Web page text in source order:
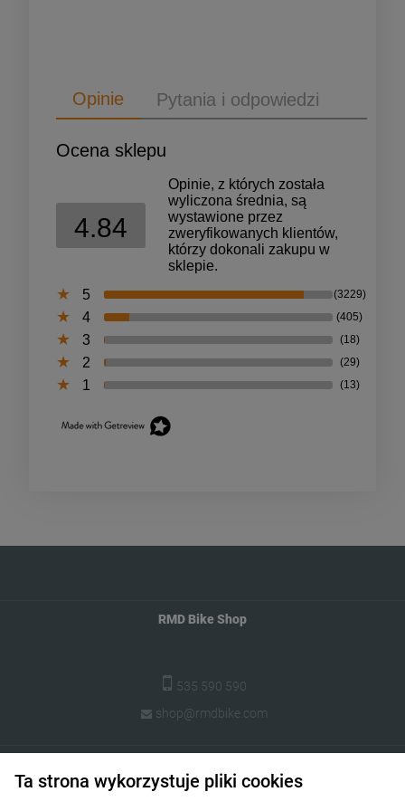
Opinie Pytania i odpowiedzi
Ocena sklepu
4.84
Opinie, z których została
wyliczona średnia, są
wystawione przez
zweryfikowanych klientów,
którzy dokonali zakupu w
sklepie.
5
(3229)
4 (405)
3 (18)
2 (29)
1 (13)
RMD Bike Shop
535 590 590
shop@rmdbike.com
Ta strona wykorzystuje pliki cookies